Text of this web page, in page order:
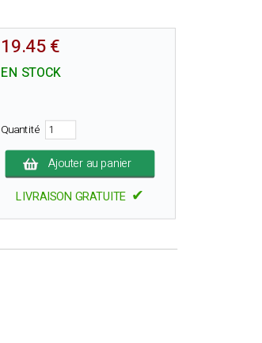
19.45 €
EN STOCK
Quantité
Ajouter au panier
LIVRAISON GRATUITE ✔